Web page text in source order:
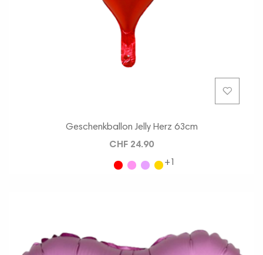
Geschenkballon Jelly Herz 63cm
CHF 24.90
+1